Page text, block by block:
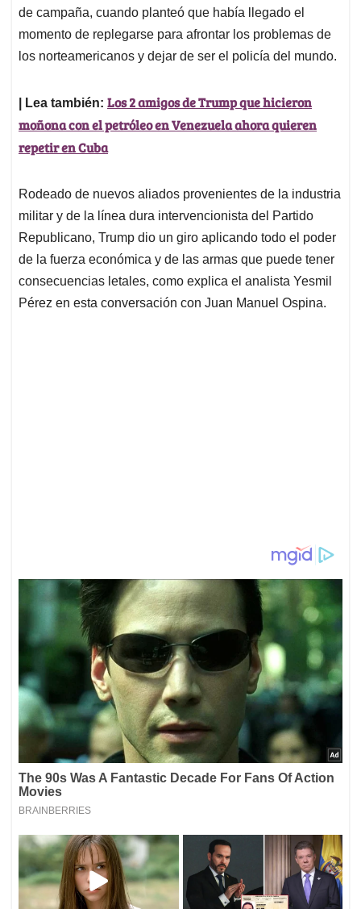
p
k
n
de campaña, cuando planteó que había llegado el
momento de replegarse para afrontar los problemas de
los norteamericanos y dejar de ser el policía del mundo.
| Lea también: Los 2 amigos de Trump que hicieron
moñona con el petróleo en Venezuela ahora quieren
repetir en Cuba
Rodeado de nuevos aliados provenientes de la industria
militar y de la línea dura intervencionista del Partido
Republicano, Trump dio un giro aplicando todo el poder
de la fuerza económica y de las armas que puede tener
consecuencias letales, como explica el analista Yesmil
Pérez en esta conversación con Juan Manuel Ospina.